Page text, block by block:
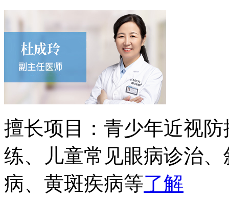
擅长项目： 青少年近视
练、儿童常见眼病诊治
病、黄斑疾病等了解